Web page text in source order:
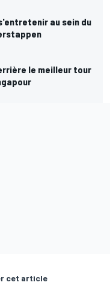
au sein du
le meilleur tour
cet article